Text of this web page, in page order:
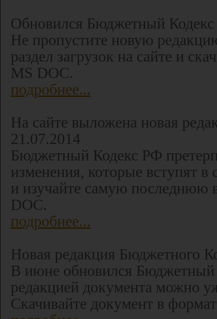
Обновился Бюджетный
Не пропустите новую
раздел загрузок на сайте и
MS DOC.
подробнее...
На сайте выложена новая
21.07.2014
Бюджетный Кодекс РФ
изменения, которые вступят в
и изучайте самую последнюю
DOC.
подробнее...
Новая редакция Бюджетного
В июне обновился Бюджетный
редакцией документа можно
Скачивайте документ в